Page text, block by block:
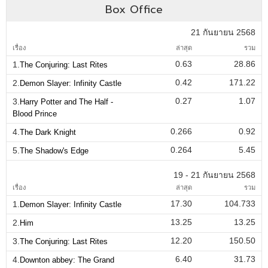
Box Office
21 กันยายน 2568
เรื่อง ล่าสุด รวม
1. The Conjuring: Last Rites 0.63
28.86
2. Demon Slayer: Infinity Castle 0.42
171.22
3. Harry Potter and The Half -
Blood Prince
0.27 1.07
4. The Dark Knight 0.266
0.92
5. The Shadow's Edge 0.264 5.45
19 - 21 กันยายน 2568
เรื่อง ล่าสุด รวม
1. Demon Slayer: Infinity Castle 17.30
104.733
2. Him 13.25
13.25
3. The Conjuring: Last Rites 12.20
150.50
4. Downton abbey: The Grand
6.40 31.73